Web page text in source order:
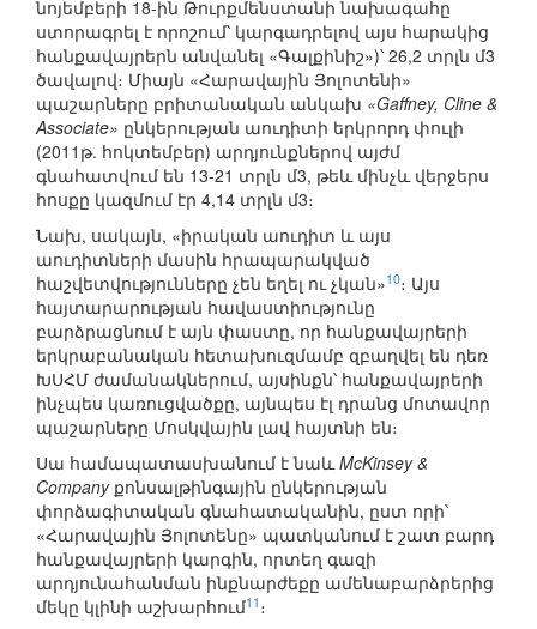
նոյեմբերի 18-ին Թուրքմենստանի նախագահը
ստորագրել է որոշում՝ կարգադրելով այս հարակից
հանքավայրերն անվանել «Գալքինիշ»)՝ 26,2 տրլն մ3
ծավալով։ Միայն «Հարավային Յոլոտենի»
պաշարները բրիտանական անկախ «Gaffney, Cline &
Associate» ընկերության աուդիտի երկրորդ փուլի
(2011թ. հոկտեմբեր) արդյունքներով այժմ
գնահատվում են 13-21 տրլն մ3, թեև մինչև վերջերս
հոսքը կազմում էր 4,14 տրլն մ3։
Նախ, սակայն, «իրական աուդիտ և այս
աուդիտների մասին հրապարակված
հաշվետվությունները չեն եղել ու չկան»10։ Այս
հայտարարության հավաստիությունը
բարձրացնում է այն փաստը, որ հանքավայրերի
երկրաբանական հետախուզմամբ զբաղվել են դեռ
ԽՍՀՄ ժամանակներում, այսինքն՝ հանքավայրերի
ինչպես կառուցվածքը, այնպես էլ դրանց մոտավոր
պաշարները Մոսկվային լավ հայտնի են։
Սա համապատասխանում է նաևMcKinsey &
Companyքոնսալթինգային ընկերության
փորձագիտական գնահատականին, ըստ որի՝
«Հարավային Յոլոտենը» պատկանում է շատ բարդ
հանքավայրերի կարգին, որտեղ գազի
արդյունահանման ինքնարժեքը ամենաբարձրերից
մեկը կլինի աշխարհում11 ։